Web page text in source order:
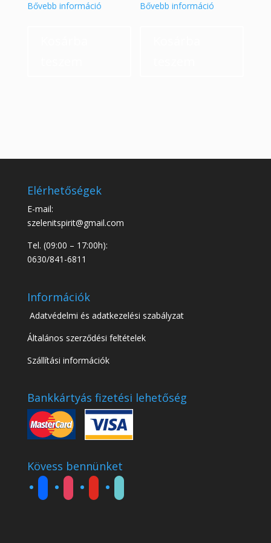
price
Bővebb információ
Bővebb információ
Elérhetőségek
E-mail:
szelenitspirit@gmail.com
Tel. (09:00 – 17:00h):
0630/841-6811
Információk
Adatvédelmi és adatkezelési szabályzat
Általános szerződési feltételek
Szállítási információk
Bankkártyás fizetési lehetőség
Kövess bennünket
facebookinstagramyoutube